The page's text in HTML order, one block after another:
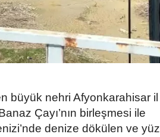
büyük nehri Afyonkarahisar il
Çayı’nın birleşmesi ile
denize dökülen ve yüz